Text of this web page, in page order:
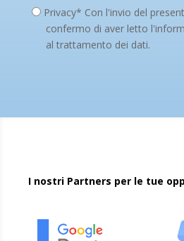
Privacy* Con l'invio del
confermo di aver letto
al trattamento dei dati.
I nostri Partners per le tue